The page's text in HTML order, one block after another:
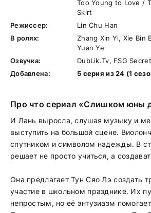
Too Young to Love /
Skirt
Режиссер:
Lin Chu Han
В ролях:
Zhang Xin Yi, Xie Bin
Yuan Ye
Озвучка:
DubLik.Tv, FSG
Добавлена:
5 серия из 24 (1
Про что сериал «Слишком юны
И Лань выросла, слушая музыку и
выступить на большой сцене.
спутником и символом надежды. В
решает не просто учиться, а
Она предлагает Тун Сяо Лэ создать
участие в школьном празднике. Их
непростым, но её энтузиазм